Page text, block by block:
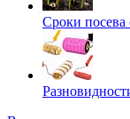
Сроки посева